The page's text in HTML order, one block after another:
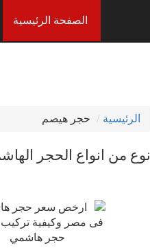
الصفحة الرئيسية
الرئيسية حجر هيصم
نوع من انواع الحجر